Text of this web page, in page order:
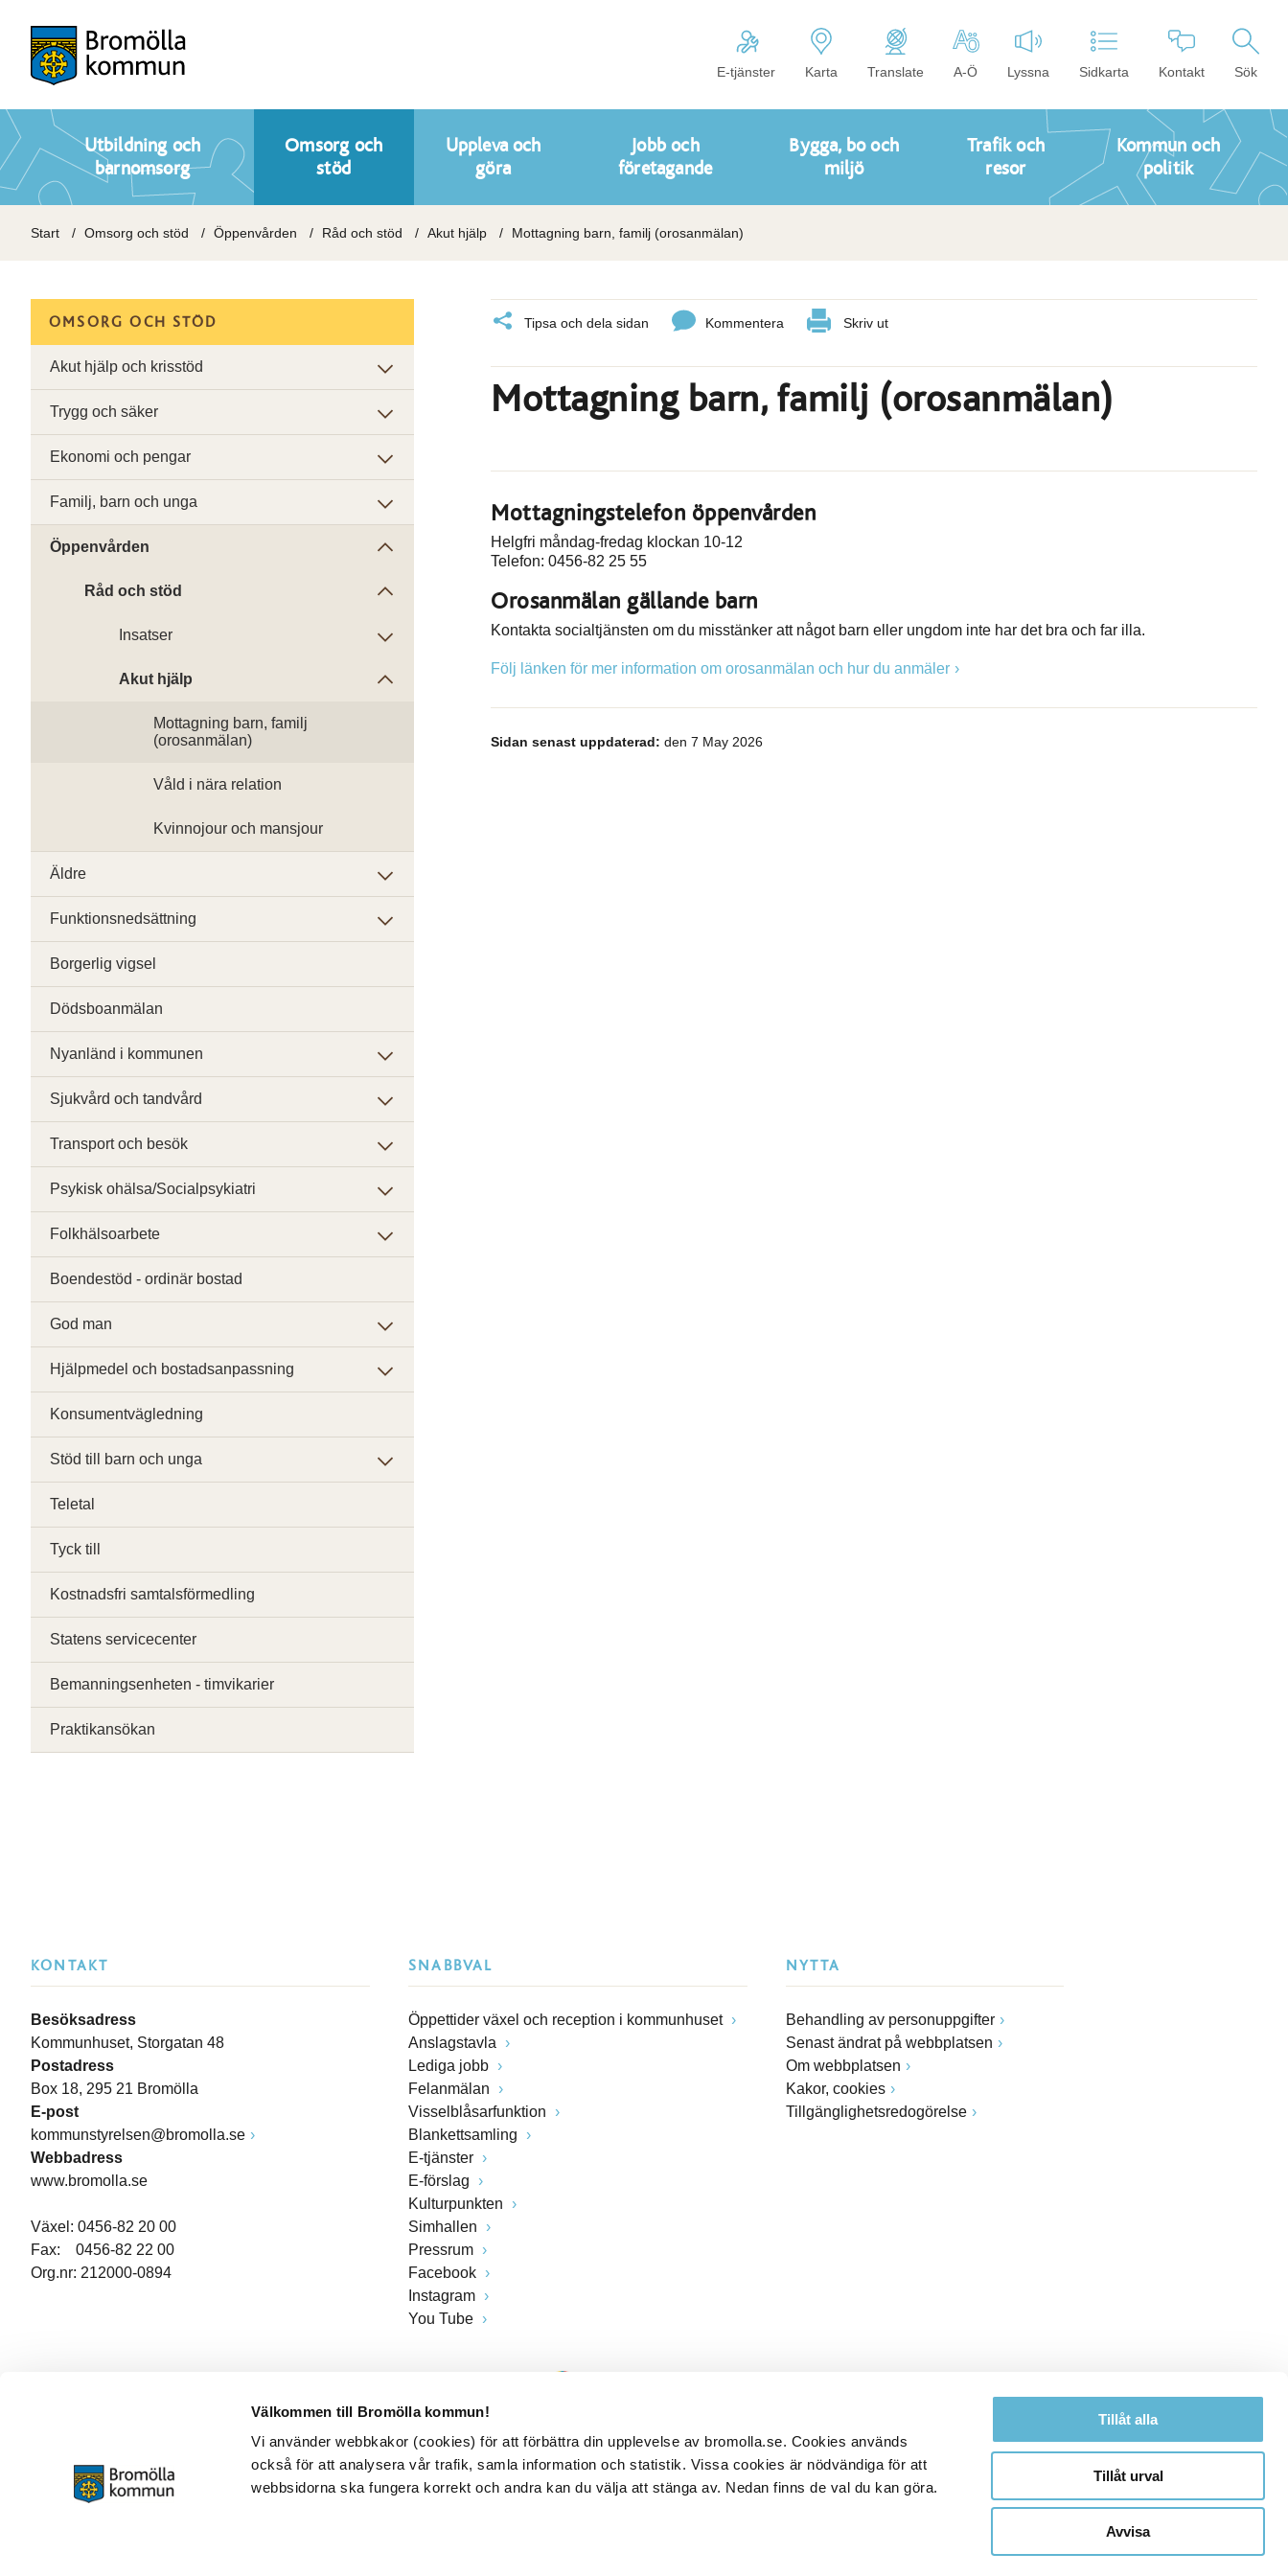
Välkommen till Bromölla kommun!
Vi använder webbkakor (cookies) för att förbättra din upplevelse av bromolla.se. Cookies används
också för att analysera vår trafik, samla information och statistik. Vissa cookies är nödvändiga för att
webbsidorna ska fungera korrekt och andra kan du välja att stänga av. Nedan finns de val du kan göra.
Tillåt alla
Tillåt urval
Avvisa
E-tjänster Karta Translate A-Ö Lyssna Sidkarta Kontakt Sök
Utbildning och
barnomsorg
Omsorg och
stöd
Uppleva och
göra
Jobb och
företagande
Bygga, bo och
miljö
Trafik och
resor
Kommun och
politik
Start Omsorg och stöd Öppenvården Råd och stöd Akut hjälp Mottagning barn, familj (orosanmälan)
Tipsa och dela sidan Kommentera Skriv ut
Mottagning barn, familj (orosanmälan)
Mottagningstelefon öppenvården
Helgfri måndag-fredag klockan 10-12
Telefon: 0456-82 25 55
Orosanmälan gällande barn
Kontakta socialtjänsten om du misstänker att något barn eller ungdom inte har det bra och far illa.
Följ länken för mer information om orosanmälan och hur du anmäler
Sidan senast uppdaterad: den 7 May 2026
OMSORG OCH STÖD
Akut hjälp och krisstöd
Trygg och säker
Ekonomi och pengar
Familj, barn och unga
Öppenvården
Råd och stöd
Insatser
Akut hjälp
Mottagning barn, familj
(orosanmälan)
Våld i nära relation
Kvinnojour och mansjour
Äldre
Funktionsnedsättning
Borgerlig vigsel
Dödsboanmälan
Nyanländ i kommunen
Sjukvård och tandvård
Transport och besök
Psykisk ohälsa/Socialpsykiatri
Folkhälsoarbete
Boendestöd - ordinär bostad
God man
Hjälpmedel och bostadsanpassning
Konsumentvägledning
Stöd till barn och unga
Teletal
Tyck till
Kostnadsfri samtalsförmedling
Statens servicecenter
Bemanningsenheten - timvikarier
Praktikansökan
KONTAKT
Besöksadress
Kommunhuset, Storgatan 48
Postadress
Box 18, 295 21 Bromölla
E-post
kommunstyrelsen@bromolla.se
Webbadress
www.bromolla.se
Växel: 0456-82 20 00
Fax: 0456-82 22 00
Org.nr: 212000-0894
SNABBVAL
Öppettider växel och reception i kommunhuset
Anslagstavla
Lediga jobb
Felanmälan
Visselblåsarfunktion
Blankettsamling
E-tjänster
E-förslag
Kulturpunkten
Simhallen
Pressrum
Facebook
Instagram
You Tube
NYTTA
Behandling av personuppgifter
Senast ändrat på webbplatsen
Om webbplatsen
Kakor, cookies
Tillgänglighetsredogörelse